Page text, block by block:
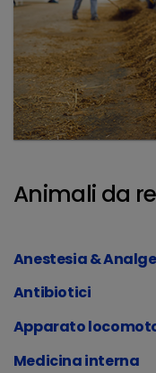
Animali da
Anestesia &
Antibiotici
Apparato
Medicina interna